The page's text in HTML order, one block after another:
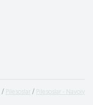
Pilesoslar
Pilesoslar - Navoiy